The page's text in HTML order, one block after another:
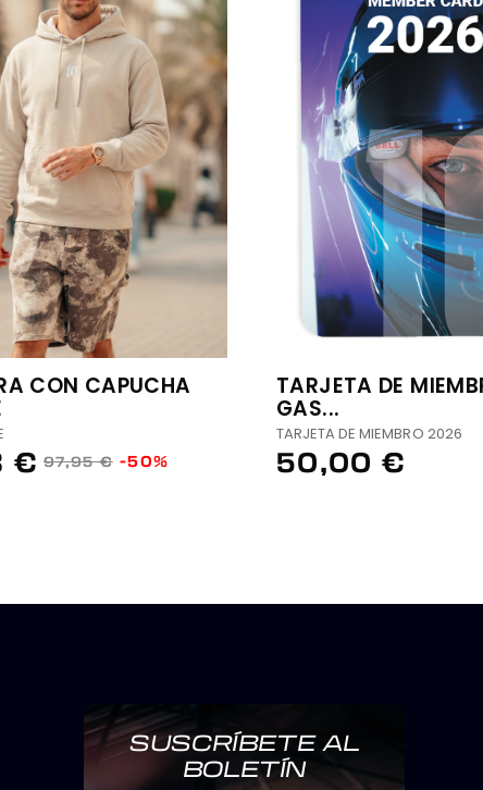
CON CAPUCHA
€ 97,95 € -50%
TARJETA DE
GAS...
TARJETA DE MIEMBRO 2026
50,00 €
SUSCRÍBETE AL
BOLETÍN